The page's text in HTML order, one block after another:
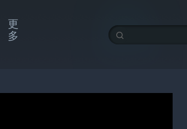
更
多